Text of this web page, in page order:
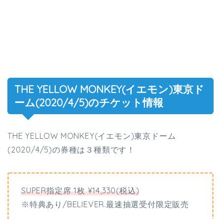
THE YELLOW MONKEY(イエモン)東京ド
ーム(2020/4/5)のチケット情報
THE YELLOW MONKEY(イエモン)東京ドーム
(2020/4/5)の券種は３種類です！
SUPER指定席 1枚 ¥14,330(税込)
※特典あり/BELIEVER.最速抽選受付限定販売